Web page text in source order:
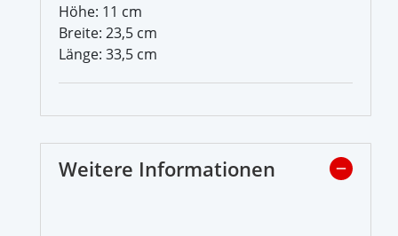
Höhe: 11 cm
Breite: 23,5 cm
Länge: 33,5 cm
Weitere Informationen